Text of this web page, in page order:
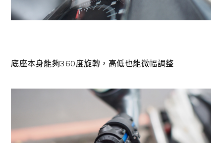
底座本身能夠360度旋轉，高低也能微幅調整